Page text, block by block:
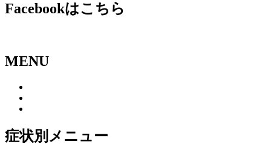
Facebookはこちら
MENU
症状別メニュー